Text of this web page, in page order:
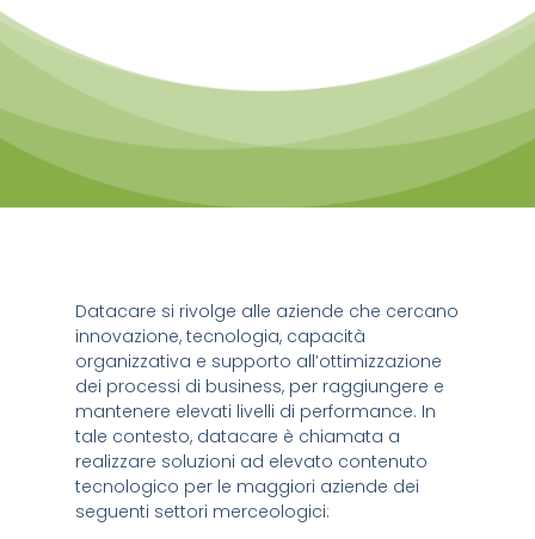
Datacare si rivolge alle aziende che cercano
innovazione, tecnologia, capacità
organizzativa e supporto all’ottimizzazione
dei processi di business, per raggiungere e
mantenere elevati livelli di performance. In
tale contesto, datacare è chiamata a
realizzare soluzioni ad elevato contenuto
tecnologico per le maggiori aziende dei
seguenti settori merceologici: